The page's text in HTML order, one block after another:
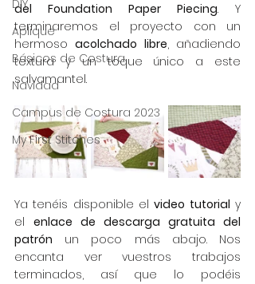
DIY
Aplique
Básicos de Costura
Navidad
Campus de Costura 2023
My First Stitches
del Foundation Paper Piecing. Y
terminaremos el proyecto con un
hermoso acolchado libre, añadiendo
textura y un toque único a este
salvamantel.
Ya tenéis disponible el video tutorial y
el enlace de descarga gratuita del
patrón un poco más abajo. Nos
encanta ver vuestros trabajos
terminados, así que lo podéis